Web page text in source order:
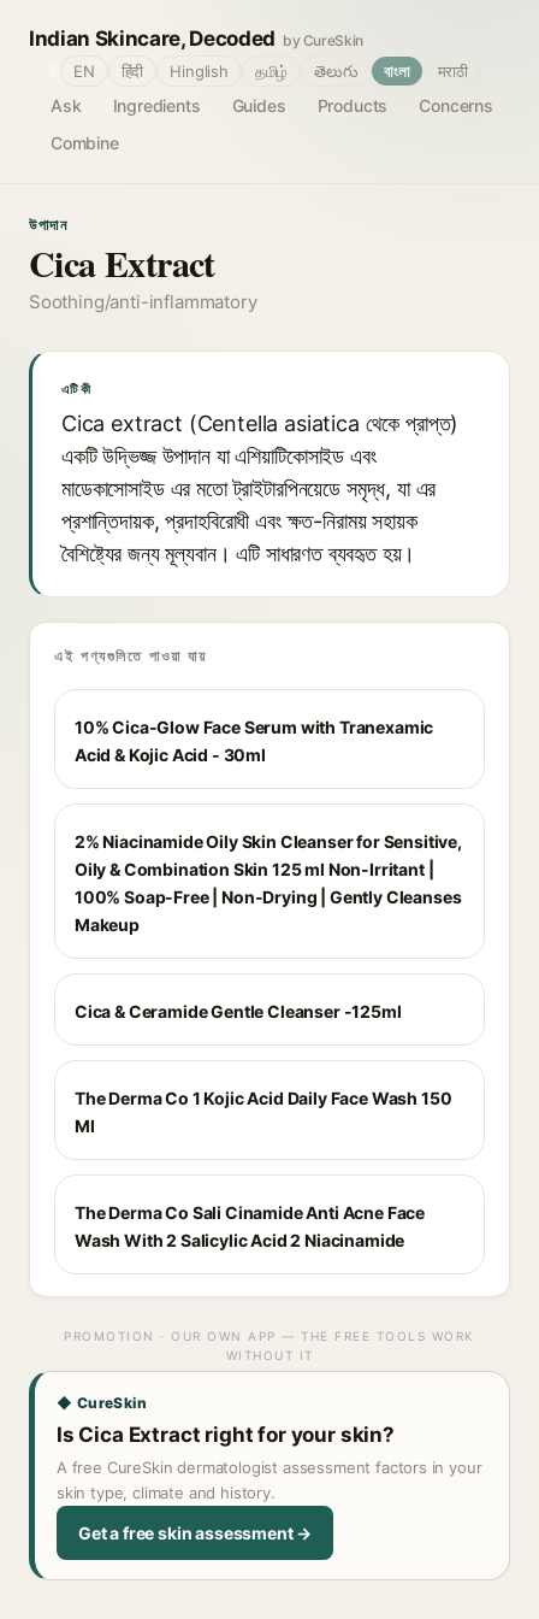
Indian Skincare, Decoded by CureSkin
Ask Ingredients Guides Products
Concerns
Combine
EN हिंदी Hinglish தமிழ் తెలుగు বাংলা मराठी
উপাদান
Cica Extract
Soothing/anti-inflammatory
এটি কী
Cica extract (Centella asiatica থেকে প্রাপ্ত)
একটি উদ্ভিজ্জ উপাদান যা এশিয়াটিকোসাইড এবং
মাডেকাসোসাইড এর মতো ট্রাইটারপিনয়েডে সমৃদ্ধ, যা এর
প্রশান্তিদায়ক, প্রদাহবিরোধী এবং ক্ষত-নিরাময় সহায়ক
বৈশিষ্ট্যের জন্য মূল্যবান। এটি সাধারণত ব্যবহৃত হয়।
এই পণ্যগুলিতে পাওয়া যায়
10% Cica-Glow Face Serum with Tranexamic
Acid & Kojic Acid - 30ml
2% Niacinamide Oily Skin Cleanser for Sensitive,
Oily & Combination Skin 125 ml Non-Irritant |
100% Soap-Free | Non-Drying | Gently Cleanses
Makeup
Cica & Ceramide Gentle Cleanser -125ml
The Derma Co 1 Kojic Acid Daily Face Wash 150
Ml
The Derma Co Sali Cinamide Anti Acne Face
Wash With 2 Salicylic Acid 2 Niacinamide
PROMOTION · OUR OWN APP — THE FREE TOOLS WORK
WITHOUT IT
◆ CureSkin
Is Cica Extract right for your skin?
A free CureSkin dermatologist assessment factors in your
skin type, climate and history.
Get a free skin assessment →